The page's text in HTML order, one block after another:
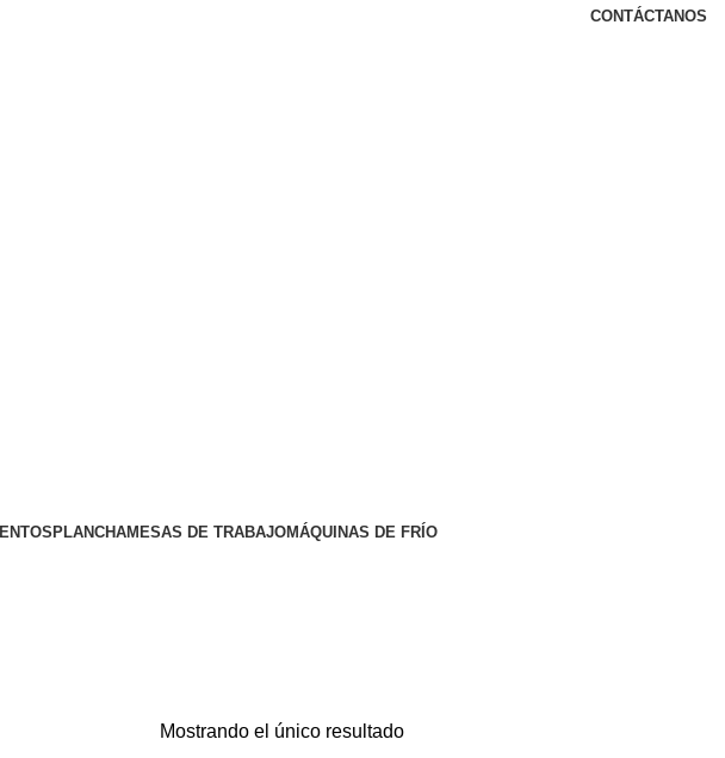
CONTÁCTANOS
PLANCHAMESAS DE TRABAJOMÁQUINAS DE FRÍO
Mostrando el único resultado